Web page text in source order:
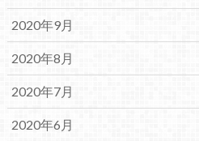
2020年9月
2020年8月
2020年7月
2020年6月